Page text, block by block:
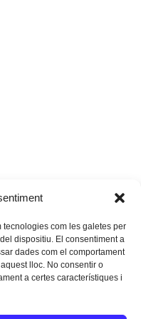
tecnologies com les galetes per
dispositiu. El consentiment a
dades com el comportament
lloc. No consentir o
a certes característiques i